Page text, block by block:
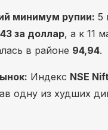
минимум рупии: 5
за доллар, а к 11
в районе 94,94.
Индекс NSE
одну из худших